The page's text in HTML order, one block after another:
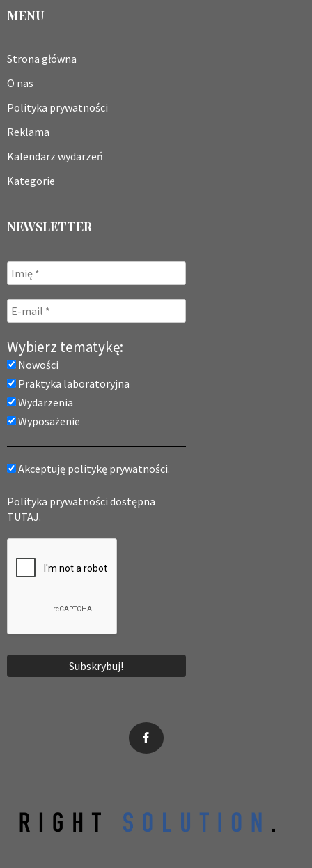
MENU
Strona główna
O nas
Polityka prywatności
Reklama
Kalendarz wydarzeń
Kategorie
NEWSLETTER
Wybierz tematykę:
Nowości
Praktyka laboratoryjna
Wydarzenia
Wyposażenie
Akceptuję politykę prywatności.
Polityka prywatności dostępna
TUTAJ.